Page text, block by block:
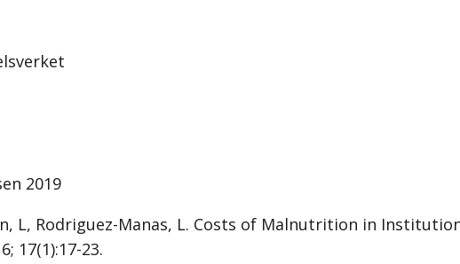
2019
L, Rodriguez-Manas, L. Costs of Malnutrition in
17(1):17-23.